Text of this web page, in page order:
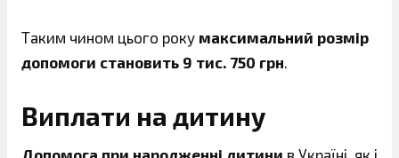
Таким чином цього року максимальний розмір
допомоги становить 9 тис. 750 грн
Виплати на дитину
Допомога при народженні дитини в Україні, як і